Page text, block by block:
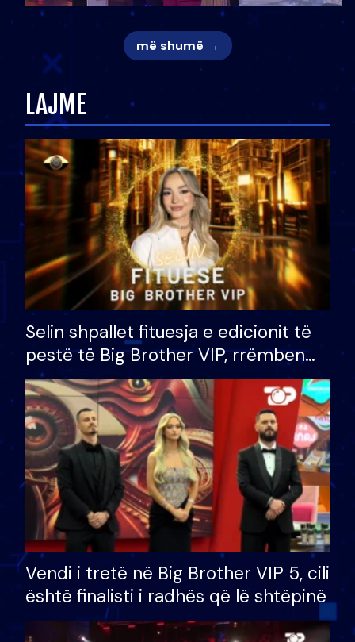
më shumë →
LAJME
Selin shpallet fituesja e edicionit të
pestë të Big Brother VIP, rrëmben
çmimin e madh prej 100 mijë eurosh
Vendi i tretë në Big Brother VIP 5, cili
është finalisti i radhës që lë shtëpinë